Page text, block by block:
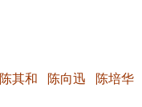
陈其和 陈向迅
陈培华